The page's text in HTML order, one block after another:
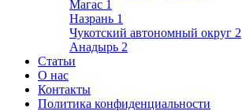
Магас 1
Назрань 1
Чукотский автономный округ 2
Анадырь 2
Статьи
О нас
Контакты
Политика конфиденциальности